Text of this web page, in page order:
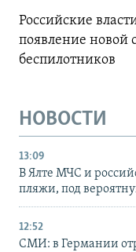
Российские
появление новой
беспилотников
НОВОСТИ
13:09
В Ялте МЧС и
пляжи, под
12:52
СМИ: в Германии